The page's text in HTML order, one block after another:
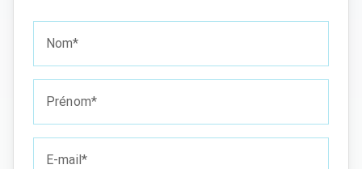
Nom*
Prénom*
E-mail*